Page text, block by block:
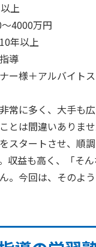
上
～4000万円
10年以上
導
ー様＋アルバイト
常に多く、大手も
とは間違いありま
スタートさせ、順
収益も高く、「そ
。今回は、そのよ